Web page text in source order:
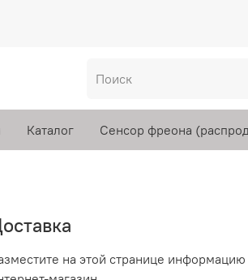
Каталог Сенсор фреона
на этой странице